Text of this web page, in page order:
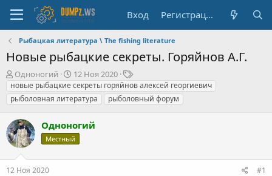
Вход Регистрация
Рыбацкая литература \ The fishing literature
Новые рыбацкие секреты. Горяйнов А.Г.
А
в
т
о
р
т
е
м
ы
Одноногий
Д
а
т
а
а
ч
л
12 Ноя 2020
Т
е
г
и
новые рыбацкие секреты горяйнов алексей георгиевич
рыболовная литература
рыболовный форум
Одноногий
Местный
12 Ноя 2020 #1